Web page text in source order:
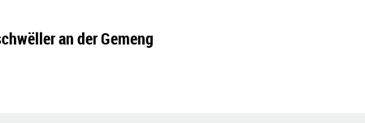
an der Gemeng